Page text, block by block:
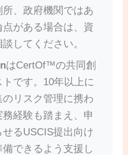
、政府機関ではあ
がある場合は、資
してください。
はCertOf™の共同創
です。10年以上に
リスク管理に携わ
経験も踏まえ、申
るUSCIS提出向け
できるよう支援し